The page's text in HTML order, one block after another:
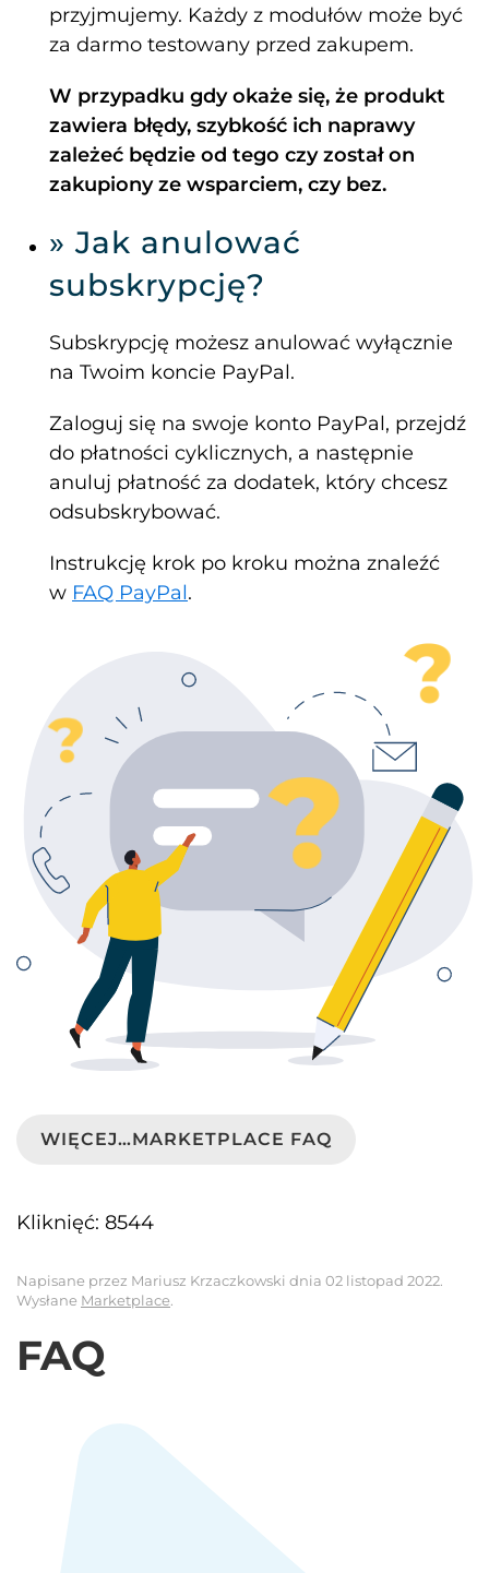
przyjmujemy. Każdy z modułów może być
za darmo testowany przed zakupem.
W przypadku gdy okaże się, że produkt
zawiera błędy, szybkość ich naprawy
zależeć będzie od tego czy został on
zakupiony ze wsparciem, czy bez.
» Jak anulować
subskrypcję?
Subskrypcję możesz anulować wyłącznie
na Twoim koncie PayPal.
Zaloguj się na swoje konto PayPal, przejdź
do płatności cyklicznych, a następnie
anuluj płatność za dodatek, który chcesz
odsubskrybować.
Instrukcję krok po kroku można znaleźć
w FAQ PayPal.
WIĘCEJ…MARKETPLACE FAQ
Kliknięć: 8544
Napisane przez Mariusz Krzaczkowski dnia 02 listopad 2022.
Wysłane Marketplace.
FAQ